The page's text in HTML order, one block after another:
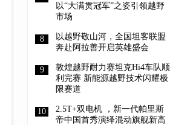
以“大满贯冠军”之姿引领越野
市场
以越野敬山河，全国坦客联盟
奔赴阿拉善开启英雄盛会
敦煌越野耐力赛坦克Hi4车队顺
利完赛 新能源越野技术闪耀极
限赛道
2.5T+双电机 ，新一代帕里斯
帝中国首秀演绎混动旗舰新高